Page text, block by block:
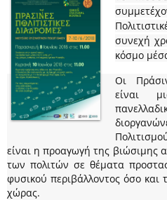
συνεχή
κόσμο
Οι
είναι
είναι η προαγωγή της βιώσιμης
των πολιτών σε θέματα
φυσικού περιβάλλοντος όσο και
χώρας.